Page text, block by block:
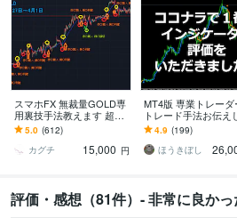
スマホFX 無裁量GOLD専
用裏技手法教えます 超人
気手法が5年目突入神セー
ル→残り1名
5.0 (612)
カグチ
15,000 円
MT4版 専業トレーダ
トレード手法お伝え
す 専業トレーダーが
使ってきた手法です。
4.9 (199)
ほうきぼし
評価・感想（81件）- 非常に良かっ